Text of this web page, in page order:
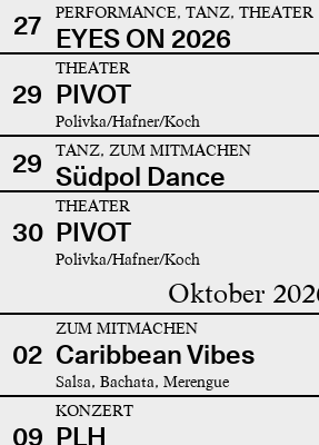
27 PERFORMANCE, TANZ, THEATER
EYES ON 2026
29
THEATER
PIVOT
Polivka/Hafner/Koch
29 TANZ, ZUM MITMACHEN
Südpol Dance
30
THEATER
PIVOT
Polivka/Hafner/Koch
Oktober
02
ZUM MITMACHEN
Caribbean Vibes
Salsa, Bachata, Merengue
09
KONZERT
PLH